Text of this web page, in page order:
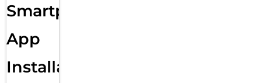
Smartphone
App
Installation